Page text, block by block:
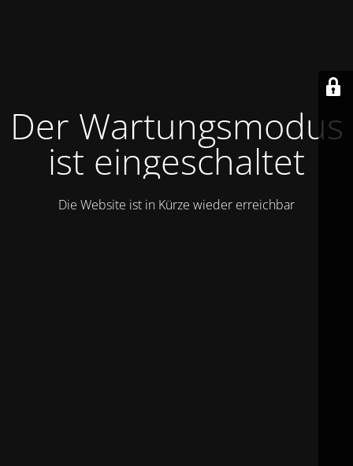
Der Wartungsmodus
ist eingeschaltet
Die Website ist in Kürze wieder erreichbar